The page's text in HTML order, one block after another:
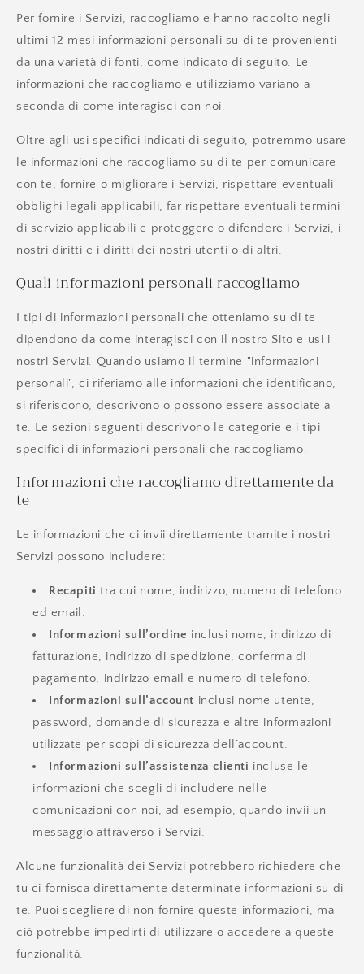
Per fornire i Servizi, raccogliamo e hanno raccolto negli
ultimi 12 mesi informazioni personali su di te provenienti
da una varietà di fonti, come indicato di seguito. Le
informazioni che raccogliamo e utilizziamo variano a
seconda di come interagisci con noi.
Oltre agli usi specifici indicati di seguito, potremmo usare
le informazioni che raccogliamo su di te per comunicare
con te, fornire o migliorare i Servizi, rispettare eventuali
obblighi legali applicabili, far rispettare eventuali termini
di servizio applicabili e proteggere o difendere i Servizi, i
nostri diritti e i diritti dei nostri utenti o di altri.
Quali informazioni personali raccogliamo
I tipi di informazioni personali che otteniamo su di te
dipendono da come interagisci con il nostro Sito e usi i
nostri Servizi. Quando usiamo il termine "informazioni
personali", ci riferiamo alle informazioni che identificano,
si riferiscono, descrivono o possono essere associate a
te. Le sezioni seguenti descrivono le categorie e i tipi
specifici di informazioni personali che raccogliamo.
Informazioni che raccogliamo direttamente da
te
Le informazioni che ci invii direttamente tramite i nostri
Servizi possono includere:
Recapiti tra cui nome, indirizzo, numero di telefono
ed email.
Informazioni sull’ordine inclusi nome, indirizzo di
fatturazione, indirizzo di spedizione, conferma di
pagamento, indirizzo email e numero di telefono.
Informazioni sull’account inclusi nome utente,
password, domande di sicurezza e altre informazioni
utilizzate per scopi di sicurezza dell’account.
Informazioni sull’assistenza clienti incluse le
informazioni che scegli di includere nelle
comunicazioni con noi, ad esempio, quando invii un
messaggio attraverso i Servizi.
Alcune funzionalità dei Servizi potrebbero richiedere che
tu ci fornisca direttamente determinate informazioni su di
te. Puoi scegliere di non fornire queste informazioni, ma
ciò potrebbe impedirti di utilizzare o accedere a queste
funzionalità.